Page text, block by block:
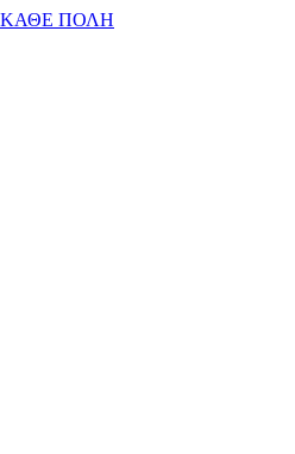
ΚΑΘΕ ΠΟΛΗ